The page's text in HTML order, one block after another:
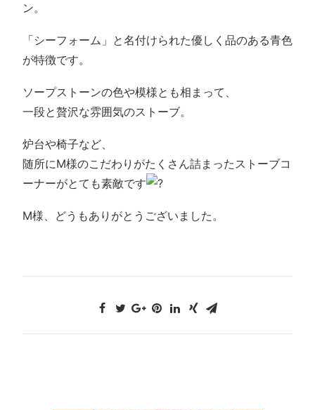
ン。
「シーフォーム」と名付けられた優しく品のある青色
が特徴です。
ソープストーンの色や模様とも相まって、
一段と贅沢な雰囲気のストーブ。
炉台や椅子など、
随所にM様のこだわりがたくさん詰まったストーブコ
ーナーがとても素敵です
M様、どうもありがとうございました。